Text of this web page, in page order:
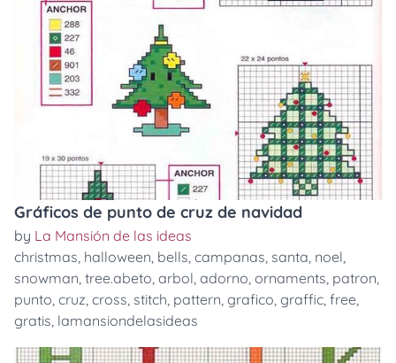
Gráficos de punto de cruz de navidad
by La Mansión de las ideas
christmas, halloween, bells, campanas, santa, noel,
snowman, tree.abeto, arbol, adorno, ornaments, patron,
punto, cruz, cross, stitch, pattern, grafico, graffic, free,
gratis, lamansiondelasideas